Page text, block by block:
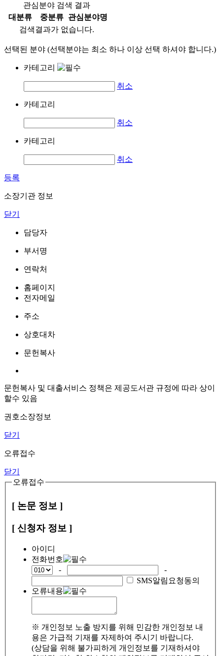
관심분야 검색 결과
대분류
중분류
관심분야명
검색결과가 없습니다.
선택된 분야 (선택분야는 최소 하나 이상 선택 하셔야 합니다.)
카테고리
취소
카테고리
취소
카테고리
취소
등록
소장기관 정보
닫기
담당자
부서명
연락처
홈페이지
전자메일
주소
상호대차
문헌복사
문헌복사 및 대출서비스 정책은 제공도서관 규정에 따라 상이
할수 있음
권호소장정보
닫기
오류접수
닫기
오류접수
[ 논문 정보 ]
[ 신청자 정보 ]
아이디
전화번호
-
-
SMS알림요청동의
오류내용
※ 개인정보 노출 방지를 위해 민감한 개인정보 내
용은 가급적 기재를 자제하여 주시기 바랍니다.
(상담을 위해 불가피하게 개인정보를 기재하셔야